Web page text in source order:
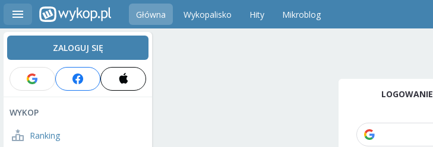
Główna Wykopalisko Hity Mikroblog
ZALOGUJ SIĘ
WYKOP
Ranking
LOGOWANIE